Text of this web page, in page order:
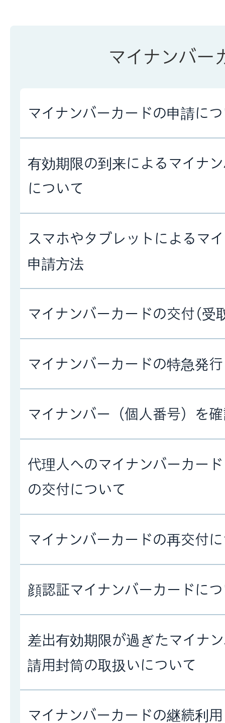
マイナンバー
マイナンバーカードの申請に
有効期限の到来によるマイナ
について
スマホやタブレットによるマ
申請方法
マイナンバーカードの交付(受
マイナンバーカードの特急発
マイナンバー（個人番号）を
代理人へのマイナンバーカー
の交付について
マイナンバーカードの再交付
顔認証マイナンバーカードに
差出有効期限が過ぎたマイナ
請用封筒の取扱いについて
マイナンバーカードの継続利